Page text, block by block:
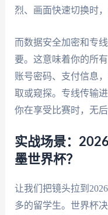
烈、画面快速切换时
而数据安全加密和专
要。这意味着你的所
账号密码、支付信息
取或窥探。专线传输
你在享受比赛时，无后
实战场景：
墨世界杯？
让我们把镜头拉到
多的留学生。世界杯